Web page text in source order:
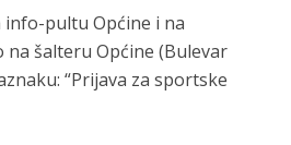
pultu Općine i na
na šalteru Općine (Bulevar
“Prijava za sportske